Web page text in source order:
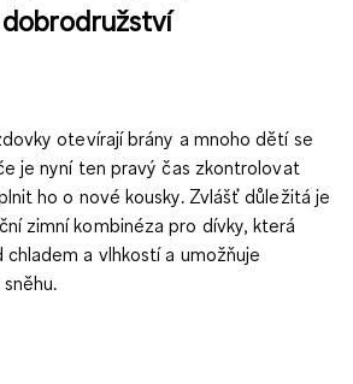
otevírají brány a mnoho dětí se
je nyní ten pravý čas zkontrolovat
ho o nové kousky. Zvlášť důležitá je
zimní kombinéza pro dívky, která
a vlhkostí a umožňuje
.